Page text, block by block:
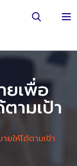
ยเพื่อ
ามเป้า
ยให้ได้ตามเป้า